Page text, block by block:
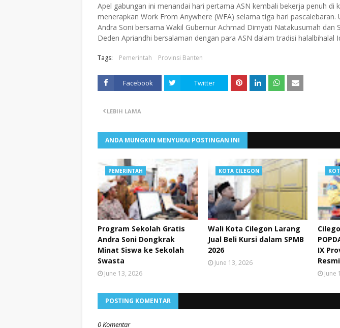
Apel gabungan ini menandai hari pertama ASN kembali bekerja penuh di
menerapkan Work From Anywhere (WFA) selama tiga hari pascalebaran.
Andra Soni bersama Wakil Gubernur Achmad Dimyati Natakusumah dan
Deden Apriandhi bersalaman dengan para ASN dalam tradisi halalbihalal
Tags: Pemerintah Provinsi Banten
Facebook Twitter
LEBIH LAMA
ANDA MUNGKIN MENYUKAI POSTINGAN INI
PEMERINTAH
Program Sekolah Gratis
Andra Soni Dongkrak
Minat Siswa ke Sekolah
Swasta
June 13, 2026
KOTA CILEGON
Wali Kota Cilegon Larang
Jual Beli Kursi dalam SPMB
2026
June 13, 2026
IX
June
POSTING KOMENTAR
0 Komentar